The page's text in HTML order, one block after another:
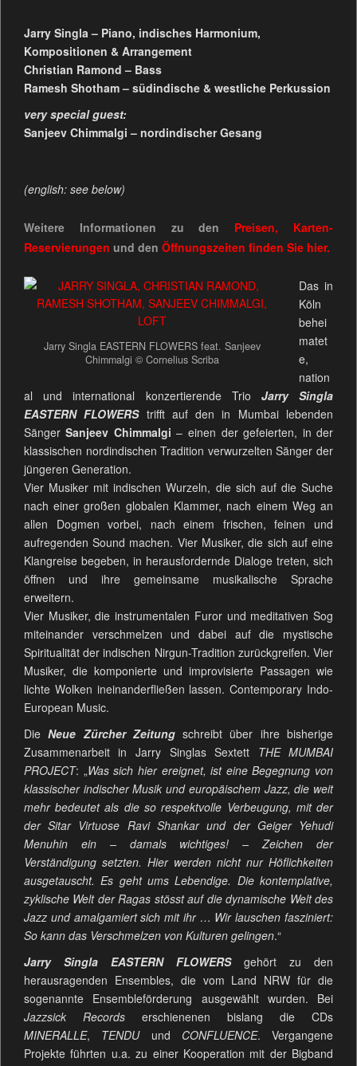
Jarry Singla – Piano, indisches Harmonium,
Kompositionen & Arrangement
Christian Ramond – Bass
Ramesh Shotham – südindische & westliche Perkussion
very special guest:
Sanjeev Chimmalgi – nordindischer Gesang
(english: see below)
Weitere Informationen zu den Preisen, Karten-
Reservierungen und den Öffnungszeiten finden Sie hier.
Jarry Singla EASTERN FLOWERS feat. Sanjeev
Chimmalgi © Cornelius Scriba
Das in
Köln
behei
matet
e,
nation
al und international konzertierende Trio Jarry Singla
EASTERN FLOWERS trifft auf den in Mumbai lebenden
SängerSanjeev Chimmalgi – einen der gefeierten, in der
klassischen nordindischen Tradition verwurzelten Sänger der
jüngeren Generation.
Vier Musiker mit indischen Wurzeln, die sich auf die Suche
nach einer großen globalen Klammer, nach einem Weg an
allen Dogmen vorbei, nach einem frischen, feinen und
aufregenden Sound machen. Vier Musiker, die sich auf eine
Klangreise begeben, in herausfordernde Dialoge treten, sich
öffnen und ihre gemeinsame musikalische Sprache
erweitern.
Vier Musiker, die instrumentalen Furor und meditativen Sog
miteinander verschmelzen und dabei auf die mystische
Spiritualität der indischen Nirgun-Tradition zurückgreifen. Vier
Musiker, die komponierte und improvisierte Passagen wie
lichte Wolken ineinanderfließen lassen. Contemporary Indo-
European Music.
DieNeue Zürcher Zeitung schreibt über ihre bisherige
Zusammenarbeit in Jarry Singlas Sextett THEMUMBAI
PROJECT: „Was sich hier ereignet, ist eine Begegnung von
klassischer indischer Musik und europäischem Jazz, die weit
mehr bedeutet als die so respektvolle Verbeugung, mit der
der Sitar Virtuose Ravi Shankar und der Geiger Yehudi
Menuhin ein – damals wichtiges! – Zeichen der
Verständigung setzten. Hier werden nicht nur Höflichkeiten
ausgetauscht. Es geht ums Lebendige. Die kontemplative,
zyklische Welt der Ragas stösst auf die dynamische Welt des
Jazz und amalgamiert sich mit ihr … Wir lauschen fasziniert:
So kann das Verschmelzen von Kulturen gelingen.“
Jarry Singla EASTERN FLOWERS
gehört zu den
herausragenden Ensembles, die vom Land NRW für die
sogenannte Ensembleförderung ausgewählt wurden. Bei
Jazzsick Recordserschienenen bislang die CDs
MINERALLE, TENDUund CONFLUENCE. Vergangene
Projekte führten u.a. zu einer Kooperation mit der Bigband